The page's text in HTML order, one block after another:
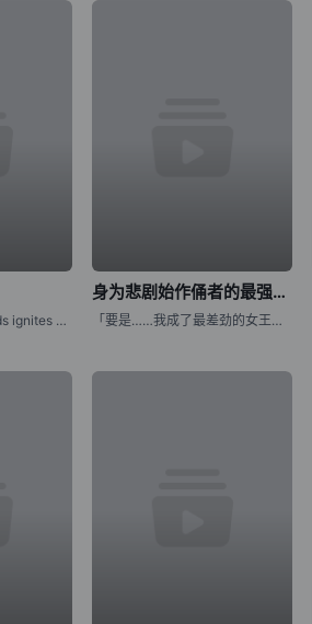
A war between worlds ignites as Dante must battle the only force that mirrors his own: his estranged
身为悲剧始作俑者的最强邪恶BOSS女王为民竭心尽力。 第二季
「要是……我成了最差劲的女王，记得杀了我喔。」 普莱朵·罗耶尔·艾比是一位八岁的公主。她察觉到自己前世是个出生在日本普通家庭，随处可见的平凡少女。而现在的她则是女性向游戏中作恶多端的最后头目女王……